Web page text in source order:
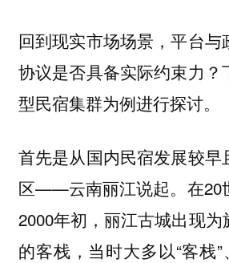
回到现实市场场景，平台与
协议是否具备实际约束力？
型民宿集群为例进行探讨。
首先是从国内民宿发展较早
区——云南丽江说起。在20
2000年初，丽江古城出现
的客栈，当时大多以“客栈”